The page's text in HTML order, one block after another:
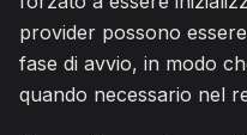
provider possono
fase di avvio, in modo
quando necessario nel